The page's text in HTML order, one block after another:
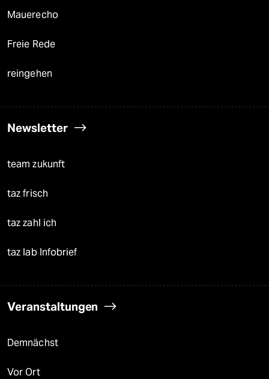
Mauerecho
Freie Rede
reingehen
Newsletter
team zukunft
taz frisch
taz zahl ich
taz lab Infobrief
Veranstaltungen
Demnächst
Vor Ort